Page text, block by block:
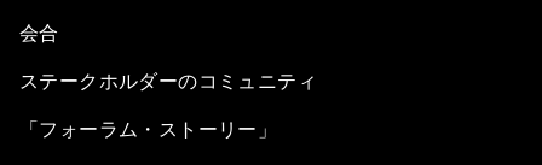
会合
ステークホルダーのコミュニティ
「フォーラム・ストーリー」